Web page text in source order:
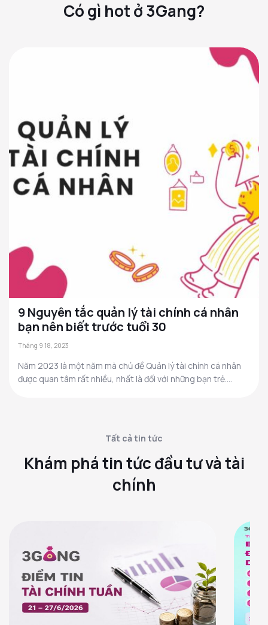
Có gì hot ở 3Gang?
9 Nguyên tắc quản lý tài chính cá nhân
bạn nên biết trước tuổi 30
Tháng 9 18, 2023
Năm 2023 là một năm mà chủ đề Quản lý tài chính cá nhân
được quan tâm rất nhiều, nhất là đối với những bạn trẻ....
Tất cả tin tức
Khám phá tin tức đầu tư và tài
chính